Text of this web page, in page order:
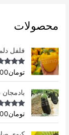
محصولات
فلفل
4.96
out of 5
تومان
4.75
out of 5
تومان